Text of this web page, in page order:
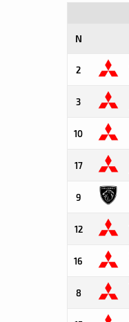
N
2
3
10
17
9
12
16
8